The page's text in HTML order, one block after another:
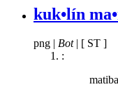
kuk•lín
png | Bot | [ ST ]
: